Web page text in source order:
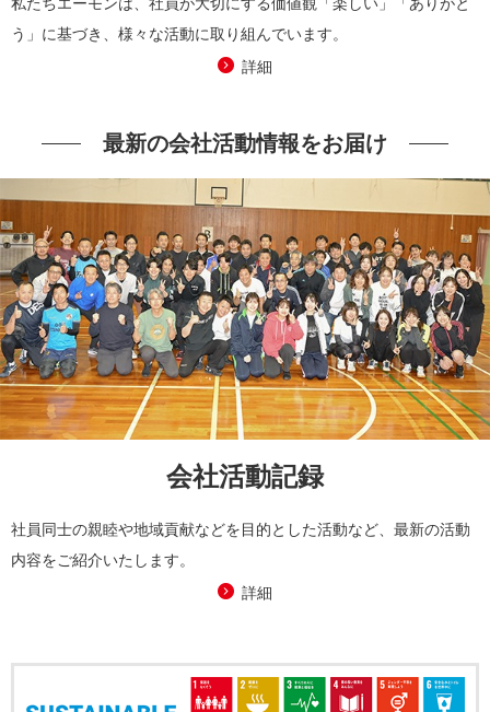
私たちエーモンは、社員が大切にする価値観「楽しい」「ありがと
う」に基づき、様々な活動に取り組んでいます。
詳細
最新の会社活動情報をお届け
会社活動記録
社員同士の親睦や地域貢献などを目的とした活動など、最新の活動
内容をご紹介いたします。
詳細